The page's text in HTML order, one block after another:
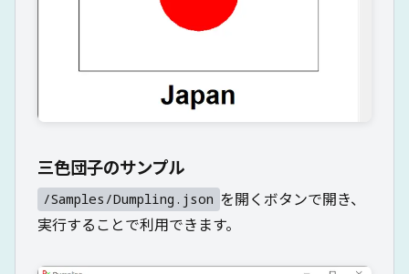
三色団子のサンプル
/Samples/Dumpling.json を開くボタンで開き、
実行することで利用できます。